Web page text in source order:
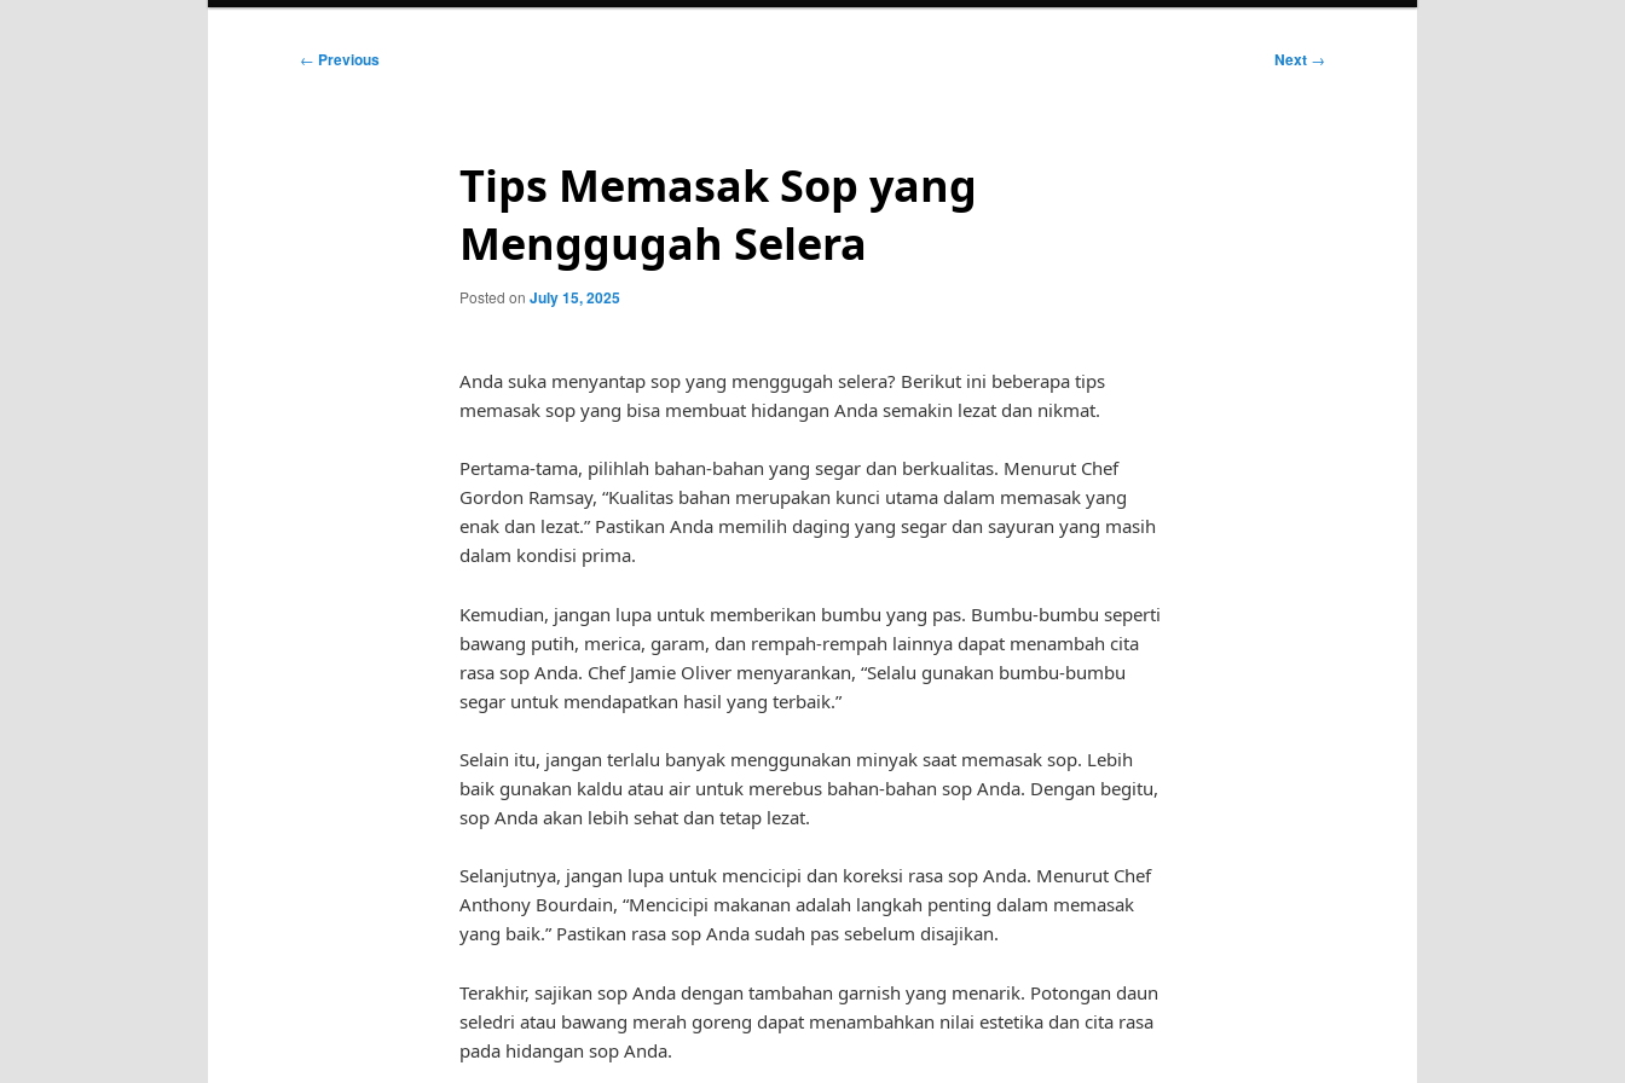
Post
← Previous Next →
Tips Memasak Sop yang
Menggugah Selera
Posted on July 15, 2025
Anda suka menyantap sop yang menggugah selera? Berikut ini beberapa tips
memasak sop yang bisa membuat hidangan Anda semakin lezat dan nikmat.
Pertama-tama, pilihlah bahan-bahan yang segar dan berkualitas. Menurut Chef
Gordon Ramsay, “Kualitas bahan merupakan kunci utama dalam memasak yang
enak dan lezat.” Pastikan Anda memilih daging yang segar dan sayuran yang masih
dalam kondisi prima.
Kemudian, jangan lupa untuk memberikan bumbu yang pas. Bumbu-bumbu seperti
bawang putih, merica, garam, dan rempah-rempah lainnya dapat menambah cita
rasa sop Anda. Chef Jamie Oliver menyarankan, “Selalu gunakan bumbu-bumbu
segar untuk mendapatkan hasil yang terbaik.”
Selain itu, jangan terlalu banyak menggunakan minyak saat memasak sop. Lebih
baik gunakan kaldu atau air untuk merebus bahan-bahan sop Anda. Dengan begitu,
sop Anda akan lebih sehat dan tetap lezat.
Selanjutnya, jangan lupa untuk mencicipi dan koreksi rasa sop Anda. Menurut Chef
Anthony Bourdain, “Mencicipi makanan adalah langkah penting dalam memasak
yang baik.” Pastikan rasa sop Anda sudah pas sebelum disajikan.
Terakhir, sajikan sop Anda dengan tambahan garnish yang menarik. Potongan daun
seledri atau bawang merah goreng dapat menambahkan nilai estetika dan cita rasa
pada hidangan sop Anda.